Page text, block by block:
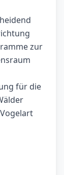
zur
für die